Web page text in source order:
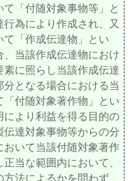
「付随対象事物等」と
為により作成され、又
「作成伝達物」とい
、当該作成伝達物におけ
に照らし当該作成伝達
となる場合における当
付随対象著作物」とい
により利益を得る目的の
達対象事物等からの分
いて当該付随対象著作
当な範囲内において、
法によるかを問わず、